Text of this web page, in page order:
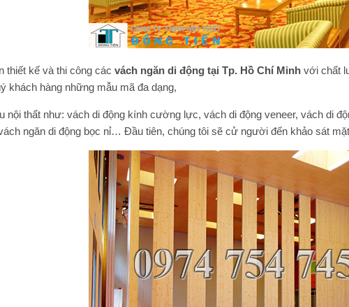
thiết kế và thi công các vách ngăn di động tại Tp. Hồ Chí Minh với chất
khách hàng những mẫu mã đa dạng,
nội thất như: vách di động kính cường lực, vách di động veneer, vách di
ngăn di động bọc nỉ… Đầu tiên, chúng tôi sẽ cử người đến khảo sát